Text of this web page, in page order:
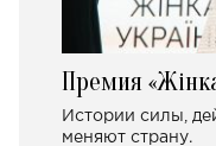
Премия
Истории силы,
меняют страну.